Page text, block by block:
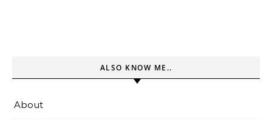
ALSO KNOW ME..
About